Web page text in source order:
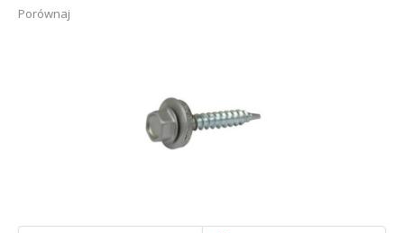
Porównaj